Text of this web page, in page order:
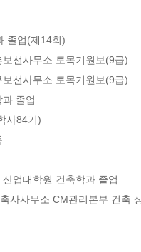
졸업(제14회)
선사무소 토목기원보(9급)
선사무소 토목기원보(9급)
졸업
사84기)
업대학원 건축학과 졸업
사사무소 CM관리본부 건축